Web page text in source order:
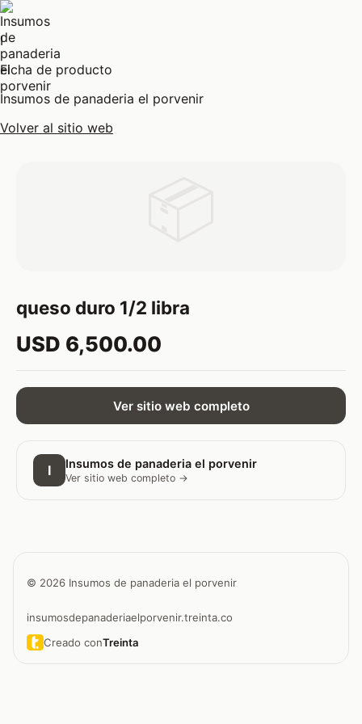
I
Ficha de producto
Insumos de panaderia el porvenir
Volver al sitio web
queso duro 1/2 libra
USD 6,500.00
Ver sitio web completo
I Insumos de panaderia el porvenir
Ver sitio web completo →
© 2026 Insumos de panaderia el porvenir
insumosdepanaderiaelporvenir.treinta.co
Creado conTreinta